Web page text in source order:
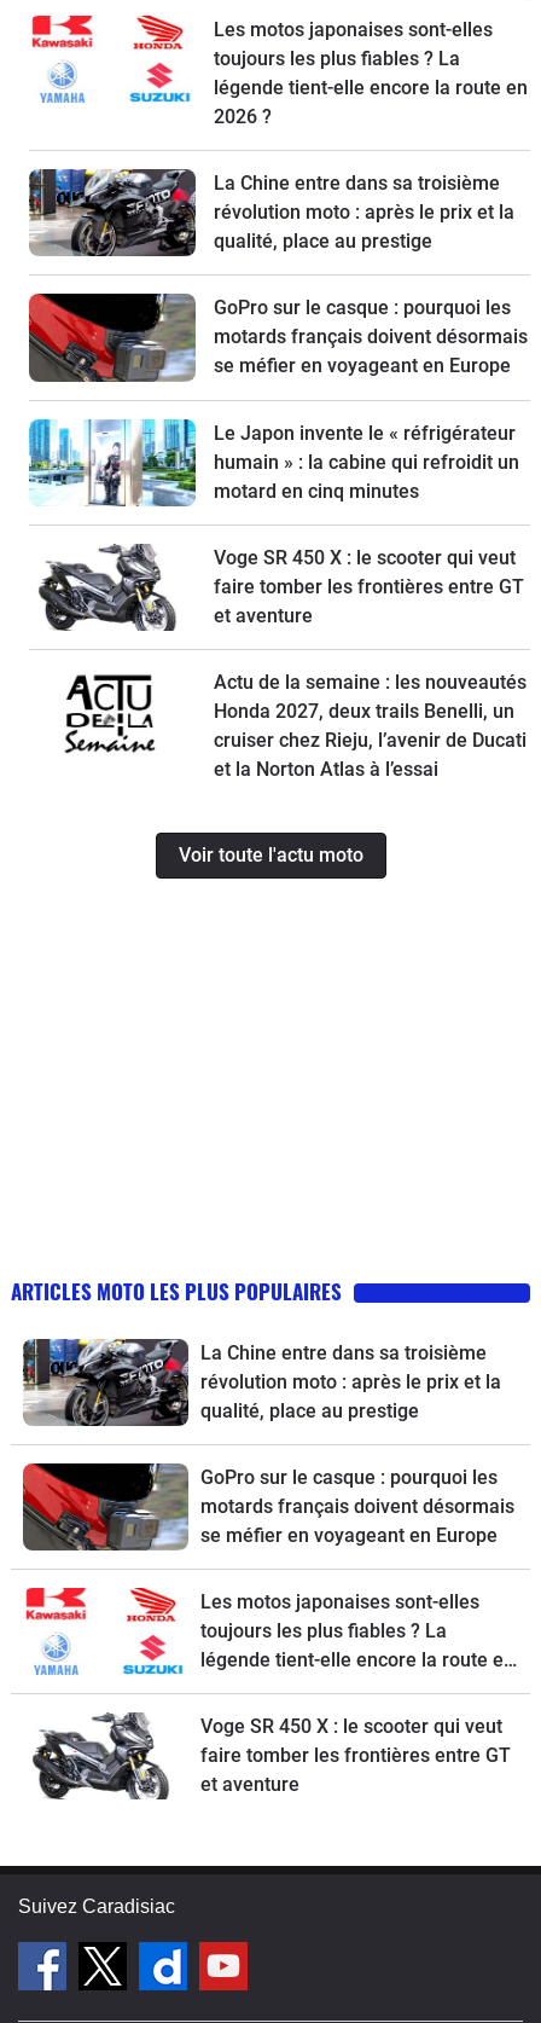
Les motos japonaises sont-elles
toujours les plus fiables ? La
légende tient-elle encore la route en
2026 ?
La Chine entre dans sa troisième
révolution moto : après le prix et la
qualité, place au prestige
GoPro sur le casque : pourquoi les
motards français doivent désormais
se méfier en voyageant en Europe
Le Japon invente le « réfrigérateur
humain » : la cabine qui refroidit un
motard en cinq minutes
Voge SR 450 X : le scooter qui veut
faire tomber les frontières entre GT
et aventure
Actu de la semaine : les nouveautés
Honda 2027, deux trails Benelli, un
cruiser chez Rieju, l’avenir de Ducati
et la Norton Atlas à l’essai
Voir toute l'actu moto
ARTICLES MOTO LES PLUS POPULAIRES
La Chine entre dans sa troisième
révolution moto : après le prix et la
qualité, place au prestige
GoPro sur le casque : pourquoi les
motards français doivent désormais
se méfier en voyageant en Europe
Les motos japonaises sont-elles
toujours les plus fiables ? La
légende tient-elle encore la route en
2026 ?
Voge SR 450 X : le scooter qui veut
faire tomber les frontières entre GT
et aventure
Suivez Caradisiac